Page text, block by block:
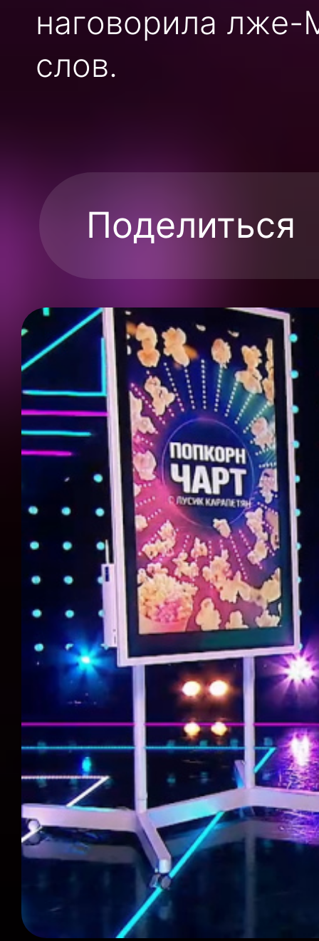
наговорила
слов.
Поделиться